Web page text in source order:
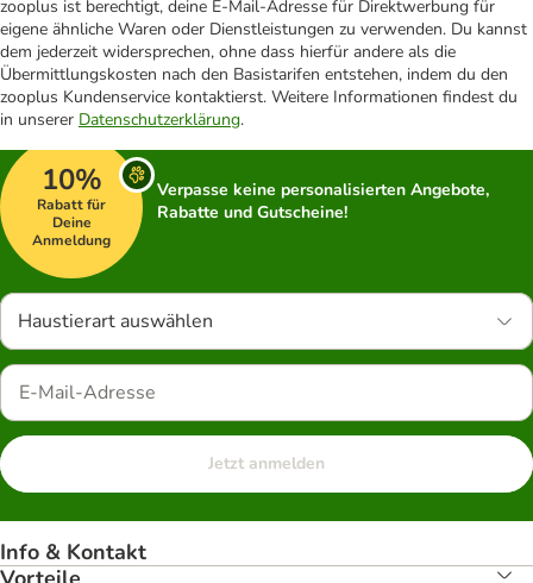
zooplus ist berechtigt, deine E-Mail-Adresse für Direktwerbung für
eigene ähnliche Waren oder Dienstleistungen zu verwenden. Du kannst
dem jederzeit widersprechen, ohne dass hierfür andere als die
Übermittlungskosten nach den Basistarifen entstehen, indem du den
zooplus Kundenservice kontaktierst. Weitere Informationen findest du
in unserer Datenschutzerklärung.
10%
Rabatt für
Deine
Anmeldung
Verpasse keine personalisierten Angebote,
Rabatte und Gutscheine!
Haustierart auswählen
Jetzt anmelden
Info & Kontakt